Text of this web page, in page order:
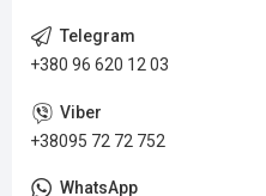
+380 96 620 12 03
+38095 72 72 752